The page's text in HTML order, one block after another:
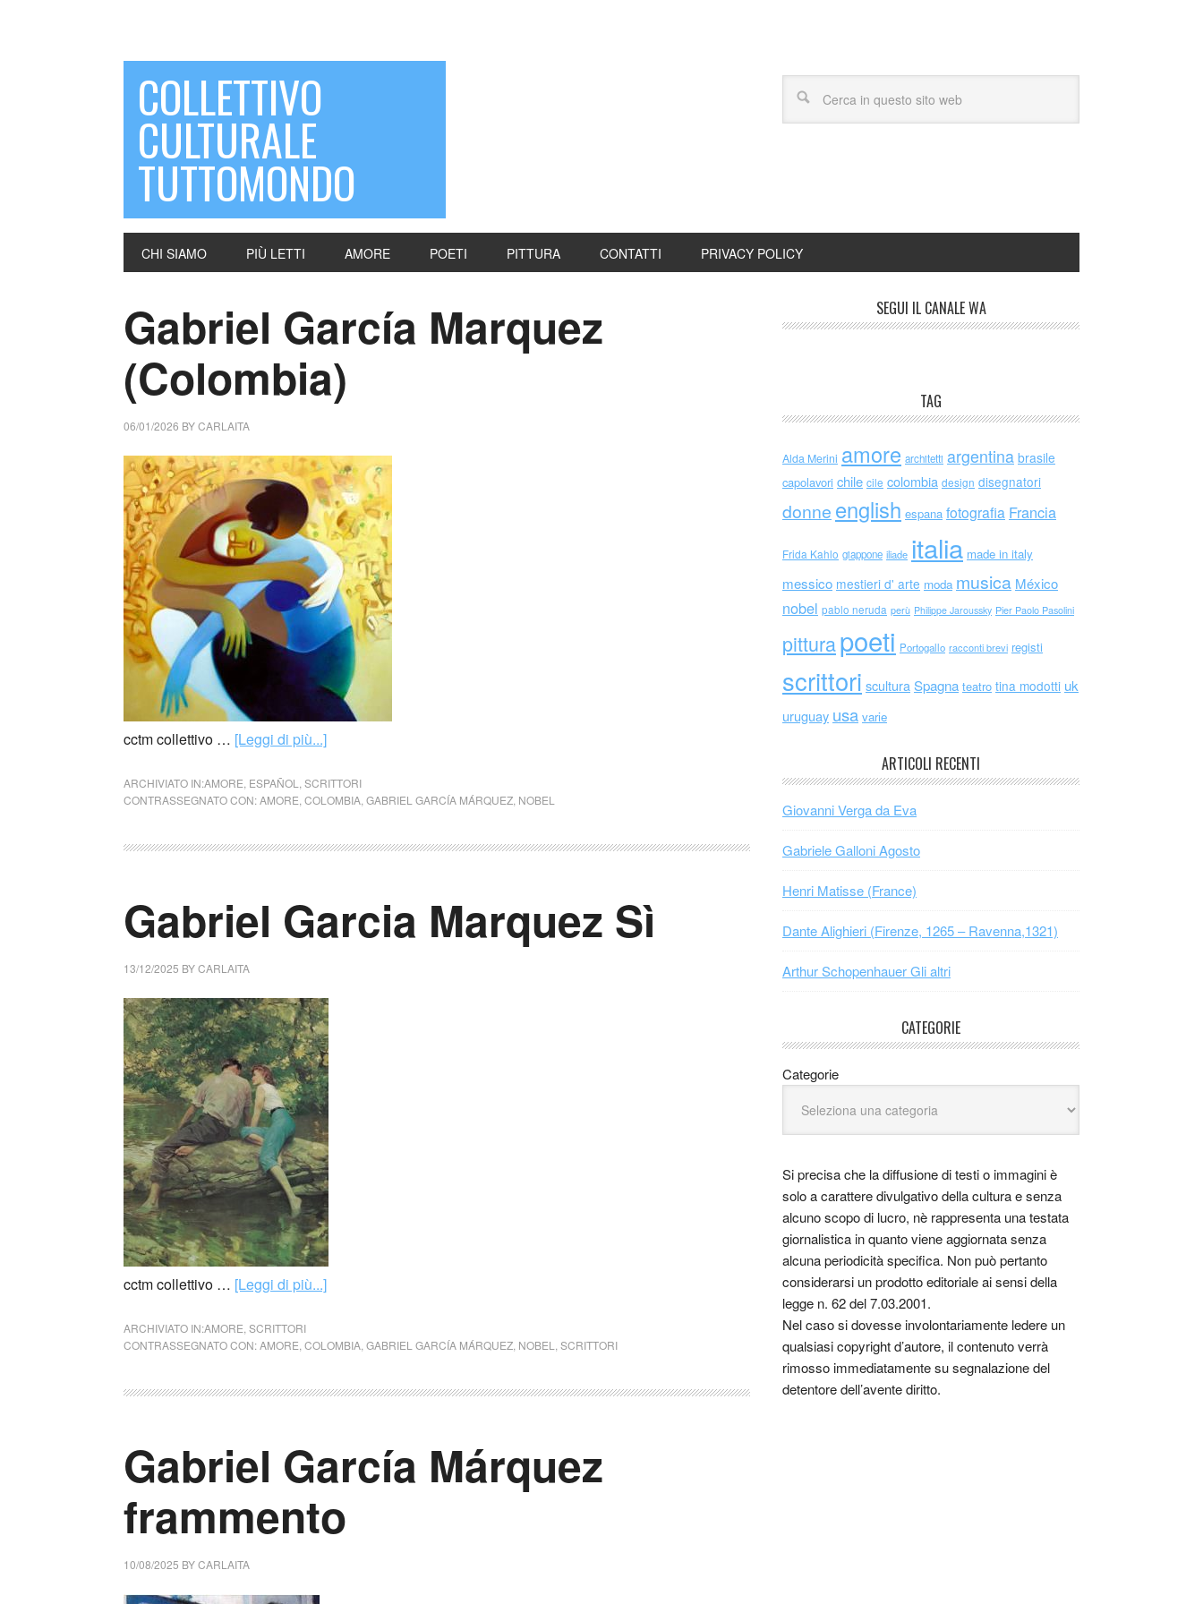
COLLETTIVO
CULTURALE
TUTTOMONDO
CHI SIAMO PIÙ LETTI AMORE POETI PITTURA CONTATTI PRIVACY POLICY
Gabriel García Marquez
(Colombia)
06/01/2026 BYCARLAITA
cctm collettivo … [Leggi di più...]
ARCHIVIATO IN:AMORE ESPAÑOL
SCRITTORI
CONTRASSEGNATO CON:AMORE COLOMBIA GABRIEL GARCÍA MÁRQUEZ NOBEL
Gabriel Garcia Marquez Sì
13/12/2025 BYCARLAITA
cctm collettivo … [Leggi di più...]
ARCHIVIATO IN:AMORE SCRITTORI
CONTRASSEGNATO CON:AMORE COLOMBIA GABRIEL GARCÍA MÁRQUEZ NOBEL SCRITTORI
Gabriel García Márquez
frammento
10/08/2025 BYCARLAITA
SEGUI IL CANALE WA
TAG
Alda Merini amore architetti argentina brasile
capolavori chile cile colombia design disegnatori
donne english espana fotografia Francia
Frida Kahlo giappone iliade italia made in italy
messico mestieri d' arte moda musica México
nobel pablo neruda perù Philippe Jaroussky Pier Paolo Pasolini
pitturapoeti Portogallo racconti brevi registi
scrittori scultura Spagna teatro tina modotti uk
uruguay usa varie
ARTICOLI RECENTI
Giovanni Verga da Eva
Gabriele Galloni Agosto
Henri Matisse (France)
Dante Alighieri (Firenze, 1265 – Ravenna,1321)
Arthur Schopenhauer Gli altri
CATEGORIE
Categorie
Si precisa che la diffusione di testi o immagini è
solo a carattere divulgativo della cultura e senza
alcuno scopo di lucro, nè rappresenta una testata
giornalistica in quanto viene aggiornata senza
alcuna periodicità specifica. Non può pertanto
considerarsi un prodotto editoriale ai sensi della
legge n. 62 del 7.03.2001.
Nel caso si dovesse involontariamente ledere un
qualsiasi copyright d’autore, il contenuto verrà
rimosso immediatamente su segnalazione del
detentore dell’avente diritto.